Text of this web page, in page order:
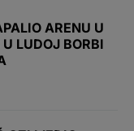
ARENU U
LUDOJ BORBI